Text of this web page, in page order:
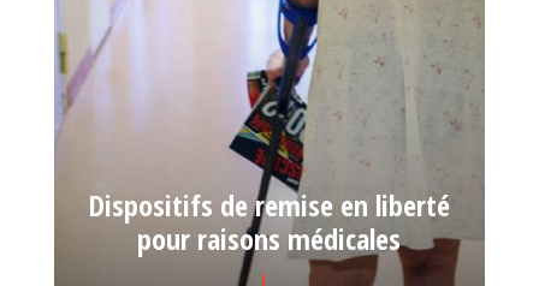
Dispositifs de remise en liberté
pour raisons médicales